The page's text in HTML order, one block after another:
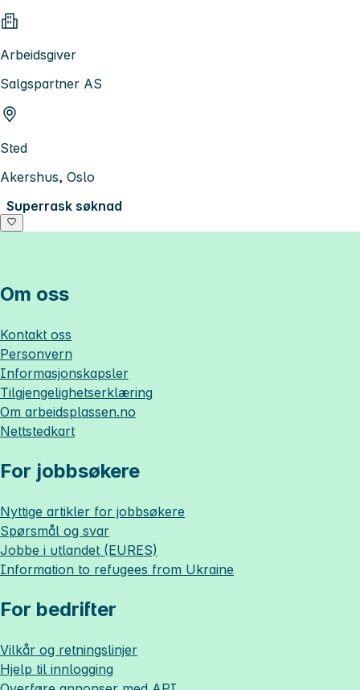
Arbeidsgiver
Salgspartner AS
Sted
Akershus, Oslo
Superrask søknad
Om oss
Kontakt oss
Personvern
Informasjonskapsler
Tilgjengelighetserklæring
Om arbeidsplassen.no
Nettstedkart
For jobbsøkere
Nyttige artikler for jobbsøkere
Spørsmål og svar
Jobbe i utlandet (EURES)
Information to refugees from Ukraine
For bedrifter
Vilkår og retningslinjer
Hjelp til innlogging